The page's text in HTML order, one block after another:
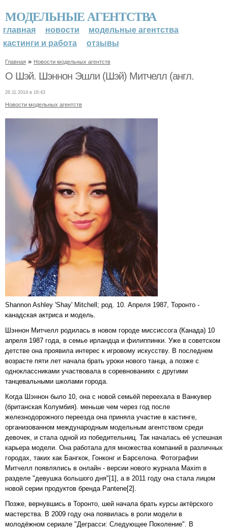
МОДЕЛЬНЫЕ АГЕНТСТВА
главная новости
модельные агентства
кастинги и работа
отзывы
Главная » Новости модельных агентств
О Шэй. Шэннон Эшли (Шэй) Митчелл (англ.
26.11.2014 в 16:43
Новости модельных агентств
Shannon Ashley 'Shay' Mitchell; род. 10. Апреля 1987, Торонто -
канадская актриса и модель.
Шэннон Митчелл родилась в новом городе миссиссога (Канада) 10
апреля 1987 года, в семье ирландца и филиппинки. Уже в советском
детстве она проявила интерес к игровому искусству. В последнем
возрасте пяти лет начала брать уроки нового танца, а позже с
одноклассниками участвовала в соревнованиях с другими
танцевальными школами города.
Когда Шэннон было 10, она с новой семьёй переехала в Ванкувер
(британская Колумбия). меньше чем через год после
железнодорожного переезда она приняла участие в кастинге,
организованном международным модельным агентством среди
девочек, и стала одной из победительниц. Так началась её успешная
карьера модели. Она работала для множества компаний в различных
городах, таких как Бангкок, Гонконг и Барселона. Фотографии
Митчелл появлялись в онлайн - версии нового журнала Maxim в
разделе "девушка большого дня"[1], а в 2011 году она стала лицом
новой серии продуктов бренда Pantene[2].
Позже, вернувшись в Торонто, шей начала брать курсы актёрского
мастерства. В 2009 году она появилась в роли модели в
молодёжном сериале "Деграсси: Следующее Поколение". В